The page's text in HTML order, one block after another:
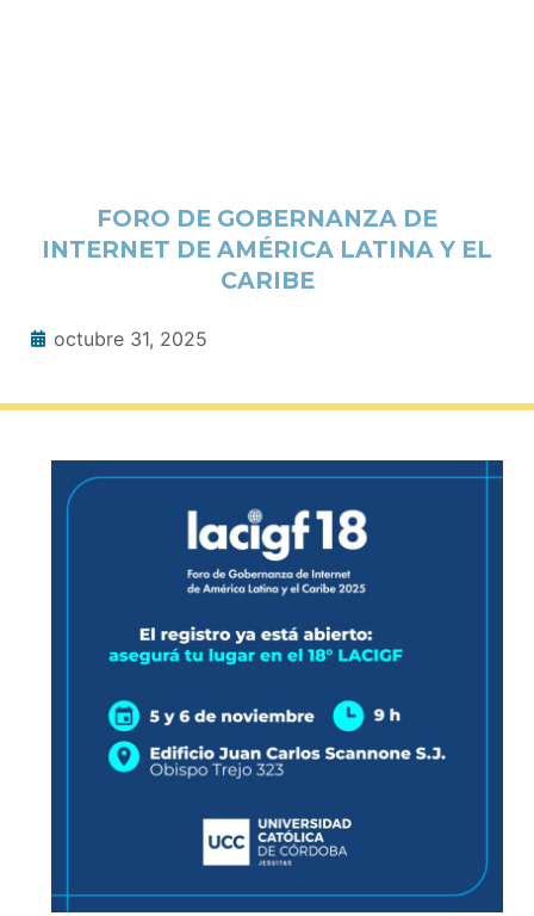
FORO DE GOBERNANZA DE
INTERNET DE AMÉRICA LATINA Y EL
CARIBE
octubre 31, 2025